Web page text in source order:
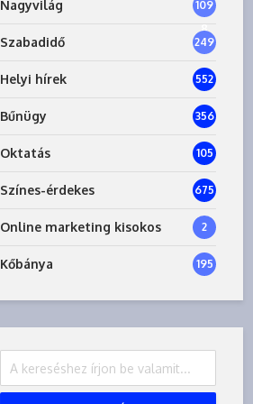
Nagyvilág
109
8
Szabadidő 249
Helyi hírek 552
Bűnügy 356
Oktatás 105
Színes-érdekes 675
Online marketing kisokos 2
Kőbánya 195